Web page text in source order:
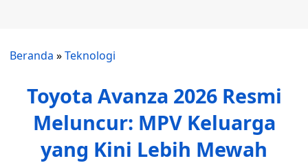
Beranda »Teknologi
Toyota Avanza 2026 Resmi
Meluncur: MPV Keluarga
yang Kini Lebih Mewah